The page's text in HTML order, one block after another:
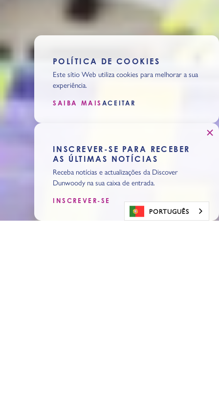
POLÍTICA DE COOKIES
Este sítio Web utiliza cookies para melhorar a sua
experiência.
SAIBA MAIS ACEITAR
INSCREVER-SE PARA RECEBER
AS ÚLTIMAS NOTÍCIAS
Receba notícias e actualizações da Discover
Dunwoody na sua caixa de entrada.
INSCREVER-SE
PORTUGUÊS